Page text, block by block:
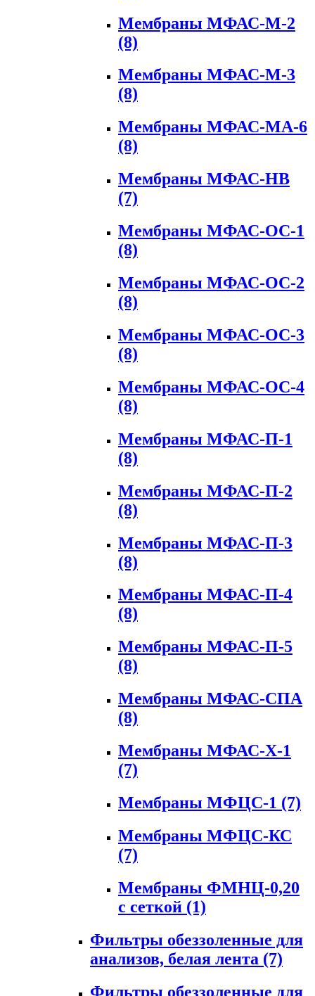
Мембраны МФАС-М-2
(8)
Мембраны МФАС-М-3
(8)
Мембраны МФАС-МА-6
(8)
Мембраны МФАС-НВ
(7)
Мембраны МФАС-ОС-1
(8)
Мембраны МФАС-ОС-2
(8)
Мембраны МФАС-ОС-3
(8)
Мембраны МФАС-ОС-4
(8)
Мембраны МФАС-П-1
(8)
Мембраны МФАС-П-2
(8)
Мембраны МФАС-П-3
(8)
Мембраны МФАС-П-4
(8)
Мембраны МФАС-П-5
(8)
Мембраны МФАС-СПА
(8)
Мембраны МФАС-Х-1
(7)
Мембраны МФЦС-1 (7)
Мембраны МФЦС-КС
(7)
Мембраны ФМНЦ-0,20
с сеткой (1)
Фильтры обеззоленные для
анализов, белая лента (7)
Фильтры обеззоленные для